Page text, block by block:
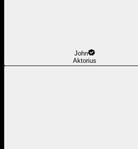
John
Aktorius